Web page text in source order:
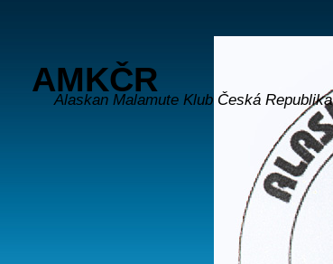
AMKČR
Alaskan Malamute Klub Česká Republika